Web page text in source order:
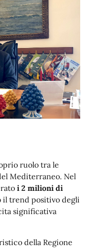
ruolo tra le
Mediterraneo. Nel
i 2 milioni di
il trend positivo degli
significativa
della Regione